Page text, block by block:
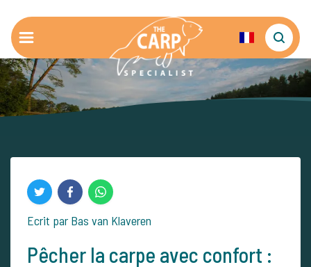
Ecrit par Bas van Klaveren
Pêcher la carpe avec confort :